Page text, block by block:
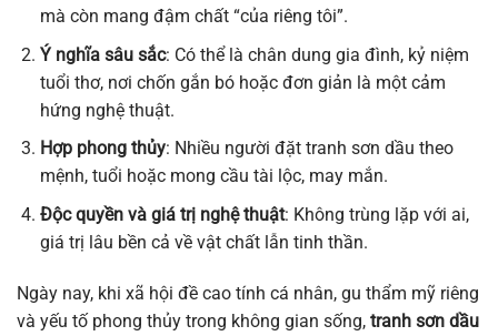
mà còn mang đậm chất “của riêng tôi”.
Ý nghĩa sâu sắc: Có thể là chân dung gia đình, kỷ niệm
tuổi thơ, nơi chốn gắn bó hoặc đơn giản là một cảm
hứng nghệ thuật.
Hợp phong thủy: Nhiều người đặt tranh sơn dầu theo
mệnh, tuổi hoặc mong cầu tài lộc, may mắn.
Độc quyền và giá trị nghệ thuật: Không trùng lặp với ai,
giá trị lâu bền cả về vật chất lẫn tinh thần.
Ngày nay, khi xã hội đề cao tính cá nhân, gu thẩm mỹ riêng
và yếu tố phong thủy trong không gian sống, tranh sơn dầu